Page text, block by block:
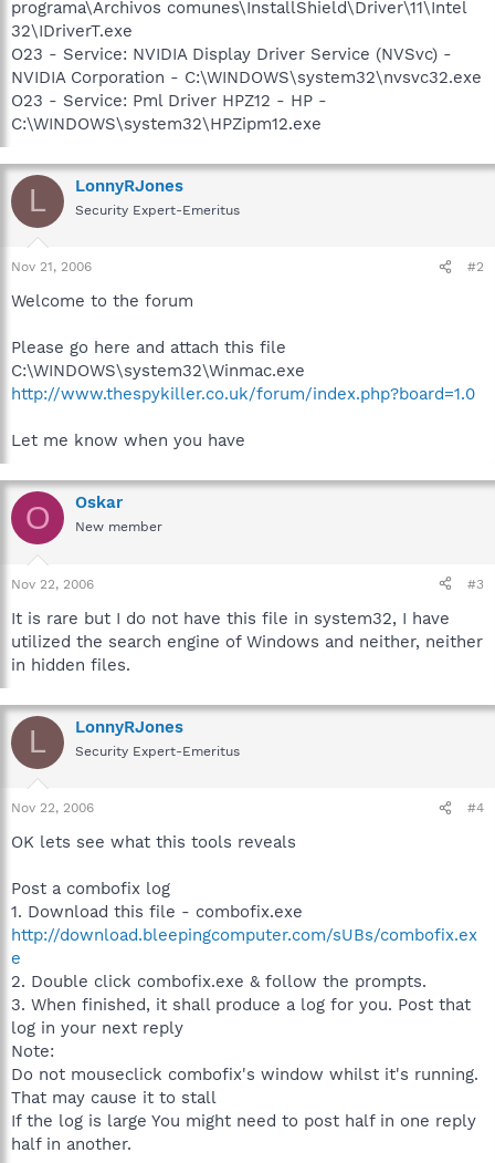
programa\Archivos comunes\InstallShield\Driver\11\Intel
32\IDriverT.exe
O23 - Service: NVIDIA Display Driver Service (NVSvc) -
NVIDIA Corporation - C:\WINDOWS\system32\nvsvc32.exe
O23 - Service: Pml Driver HPZ12 - HP -
C:\WINDOWS\system32\HPZipm12.exe
L LonnyRJones
Security Expert-Emeritus
Nov 21, 2006 #2
Welcome to the forum
Please go here and attach this file
C:\WINDOWS\system32\Winmac.exe
http://www.thespykiller.co.uk/forum/index.php?board=1.0
Let me know when you have
O Oskar
New member
Nov 22, 2006 #3
It is rare but I do not have this file in system32, I have
utilized the search engine of Windows and neither, neither
in hidden files.
L LonnyRJones
Security Expert-Emeritus
Nov 22, 2006 #4
OK lets see what this tools reveals
Post a combofix log
1. Download this file - combofix.exe
http://download.bleepingcomputer.com/sUBs/combofix.ex
e
2. Double click combofix.exe & follow the prompts.
3. When finished, it shall produce a log for you. Post that
log in your next reply
Note:
Do not mouseclick combofix's window whilst it's running.
That may cause it to stall
If the log is large You might need to post half in one reply
half in another.